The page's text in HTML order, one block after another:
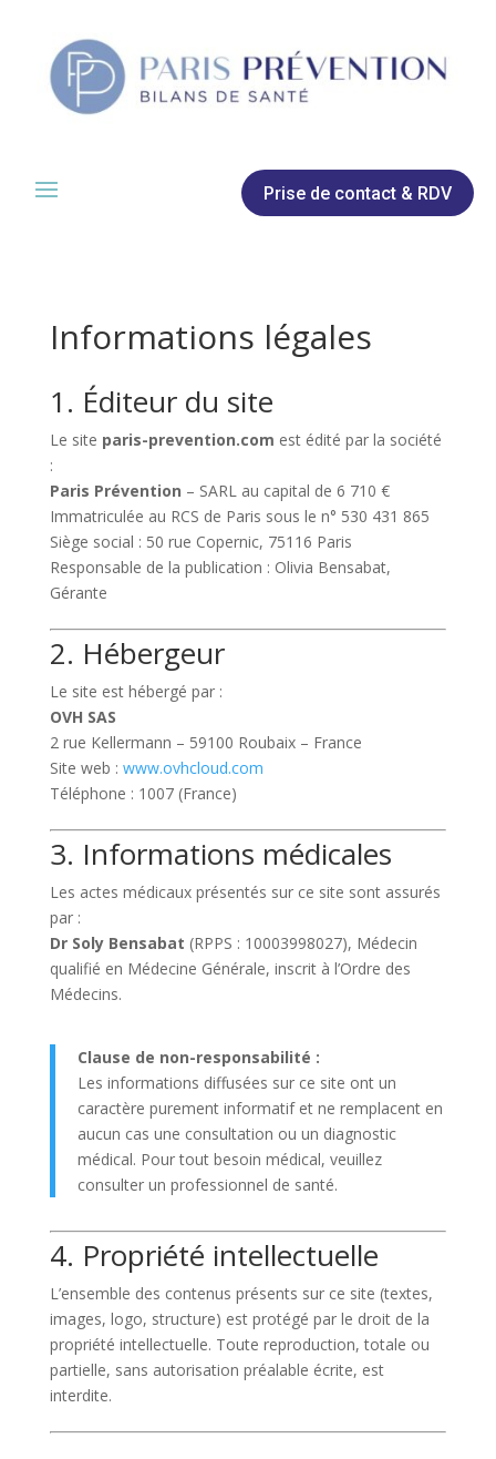
Prise de contact & RDV
Informations légales
1. Éditeur du site
Le site paris-prevention.com est édité par la société
:
Paris Prévention – SARL au capital de 6 710 €
Immatriculée au RCS de Paris sous le n° 530 431 865
Siège social : 50 rue Copernic, 75116 Paris
Responsable de la publication : Olivia Bensabat,
Gérante
2. Hébergeur
Le site est hébergé par :
OVH SAS
2 rue Kellermann – 59100 Roubaix – France
Site web : www.ovhcloud.com
Téléphone : 1007 (France)
3. Informations médicales
Les actes médicaux présentés sur ce site sont assurés
par :
Dr Soly Bensabat (RPPS : 10003998027), Médecin
qualifié en Médecine Générale, inscrit à l’Ordre des
Médecins.
Clause de non-responsabilité :
Les informations diffusées sur ce site ont un
caractère purement informatif et ne remplacent en
aucun cas une consultation ou un diagnostic
médical. Pour tout besoin médical, veuillez
consulter un professionnel de santé.
4. Propriété intellectuelle
L’ensemble des contenus présents sur ce site (textes,
images, logo, structure) est protégé par le droit de la
propriété intellectuelle. Toute reproduction, totale ou
partielle, sans autorisation préalable écrite, est
interdite.